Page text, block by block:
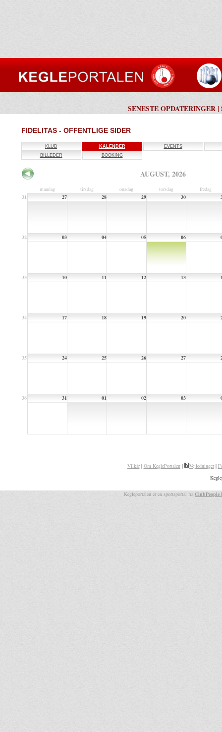
SENESTE OPDATERINGER |
FIDELITAS - OFFENTLIGE SIDER
KLUB KALENDER
EVENTS
BILLEDER
BOOKING
AUGUST, 2026
mandag tirsdag onsdag torsdag
fredag
31
27 28 29 30
32 03 04 05 06
33 10 11 12 13
34 17 18 19 20
35 24 25 26 27
36 31 01 02 03
Vilkår| Om KeglePortalen| Vejledninger|
Kegleportalen er en sportsportal fra ClubPeople